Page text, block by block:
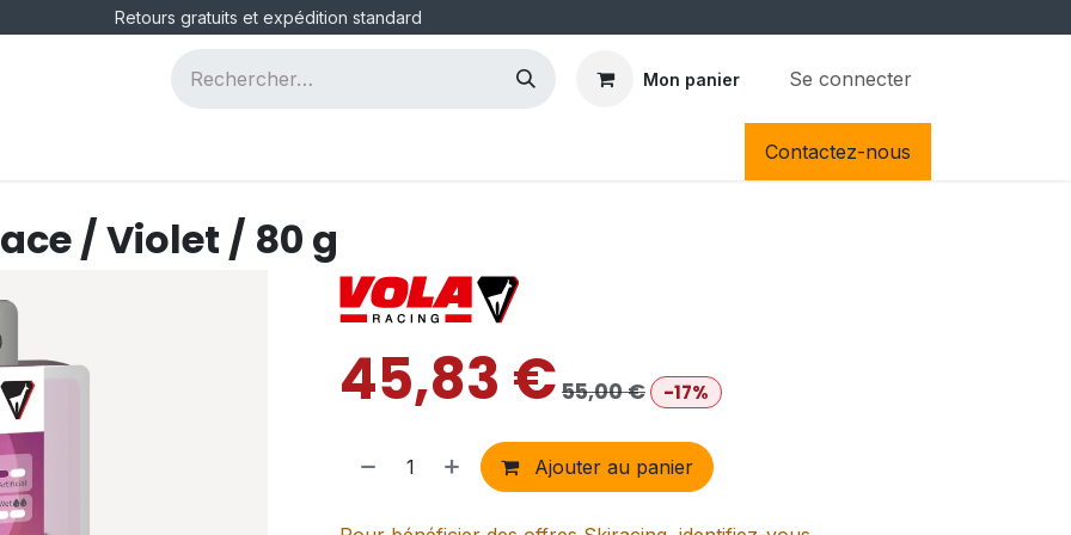
Retours gratuits et expédition standard
Mon panier Se connecter
Contactez-nous
/ Violet / 80 g
45,83 € 55,00€ -17%
Ajouter au panier